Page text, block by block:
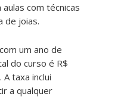
com técnicas
de joias.
um ano de
do curso é R$
taxa inclui
a qualquer